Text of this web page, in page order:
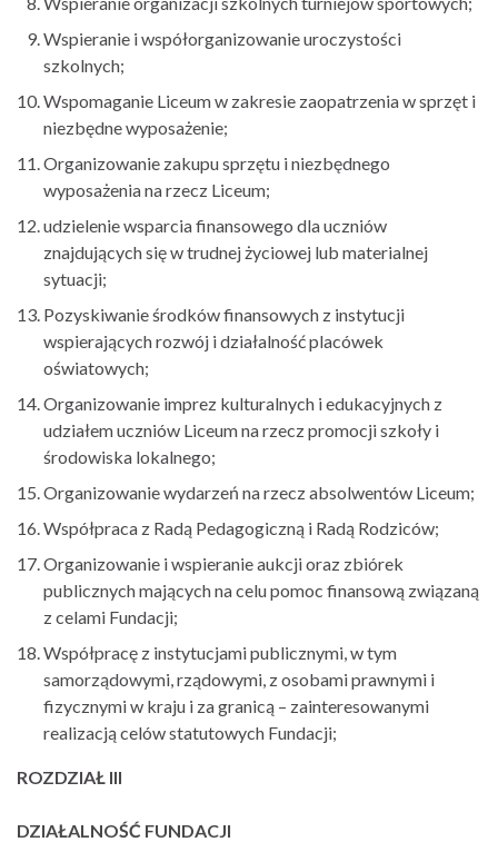
Wspieranie i współorganizowanie uroczystości
szkolnych;
Wspomaganie Liceum w zakresie zaopatrzenia w sprzęt i
niezbędne wyposażenie;
Organizowanie zakupu sprzętu i niezbędnego
wyposażenia na rzecz Liceum;
udzielenie wsparcia finansowego dla uczniów
znajdujących się w trudnej życiowej lub materialnej
sytuacji;
Pozyskiwanie środków finansowych z instytucji
wspierających rozwój i działalność placówek
oświatowych;
Organizowanie imprez kulturalnych i edukacyjnych z
udziałem uczniów Liceum na rzecz promocji szkoły i
środowiska lokalnego;
Organizowanie wydarzeń na rzecz absolwentów Liceum;
Współpraca z Radą Pedagogiczną i Radą Rodziców;
Organizowanie i wspieranie aukcji oraz zbiórek
publicznych mających na celu pomoc finansową związaną
z celami Fundacji;
Współpracę z instytucjami publicznymi, w tym
samorządowymi, rządowymi, z osobami prawnymi i
fizycznymi w kraju i za granicą – zainteresowanymi
realizacją celów statutowych Fundacji;
ROZDZIAŁ III
DZIAŁALNOŚĆ FUNDACJI